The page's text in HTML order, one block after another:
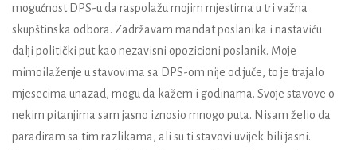
mogućnost DPS-u da raspolažu mojim mjestima u tri važna
skupštinska odbora. Zadržavam mandat poslanika i nastaviću
dalji politički put kao nezavisni opozicioni poslanik. Moje
mimoilaženje u stavovima sa DPS-om nije od juče, to je trajalo
mjesecima unazad, mogu da kažem i godinama. Svoje stavove o
nekim pitanjima sam jasno iznosio mnogo puta. Nisam želio da
paradiram sa tim razlikama, ali su ti stavovi uvijek bili jasni.